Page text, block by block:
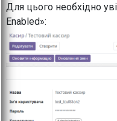
Для цього необхідно
Enabled»: